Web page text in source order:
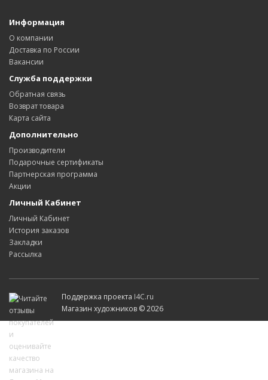
Информация
О компании
Доставка по России
Вакансии
Служба поддержки
Обратная связь
Возврат товара
Карта сайта
Дополнительно
Производители
Подарочные сертификаты
Партнерская программа
Акции
Личный Кабинет
Личный Кабинет
История заказов
Закладки
Рассылка
Поддержка проекта I4C.ru
Магазин художников © 2026